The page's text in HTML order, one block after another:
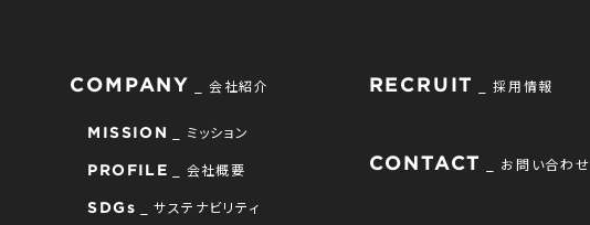
COMPANY 会社紹介
MISSION ミッション
PROFILE 会社概要
SDGs サステナビリティ
RECRUIT 採用情報
CONTACT お問い合わせ